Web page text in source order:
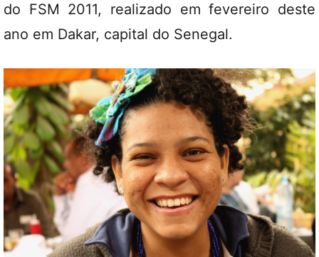
do FSM 2011, realizado em fevereiro deste
ano em Dakar, capital do Senegal.